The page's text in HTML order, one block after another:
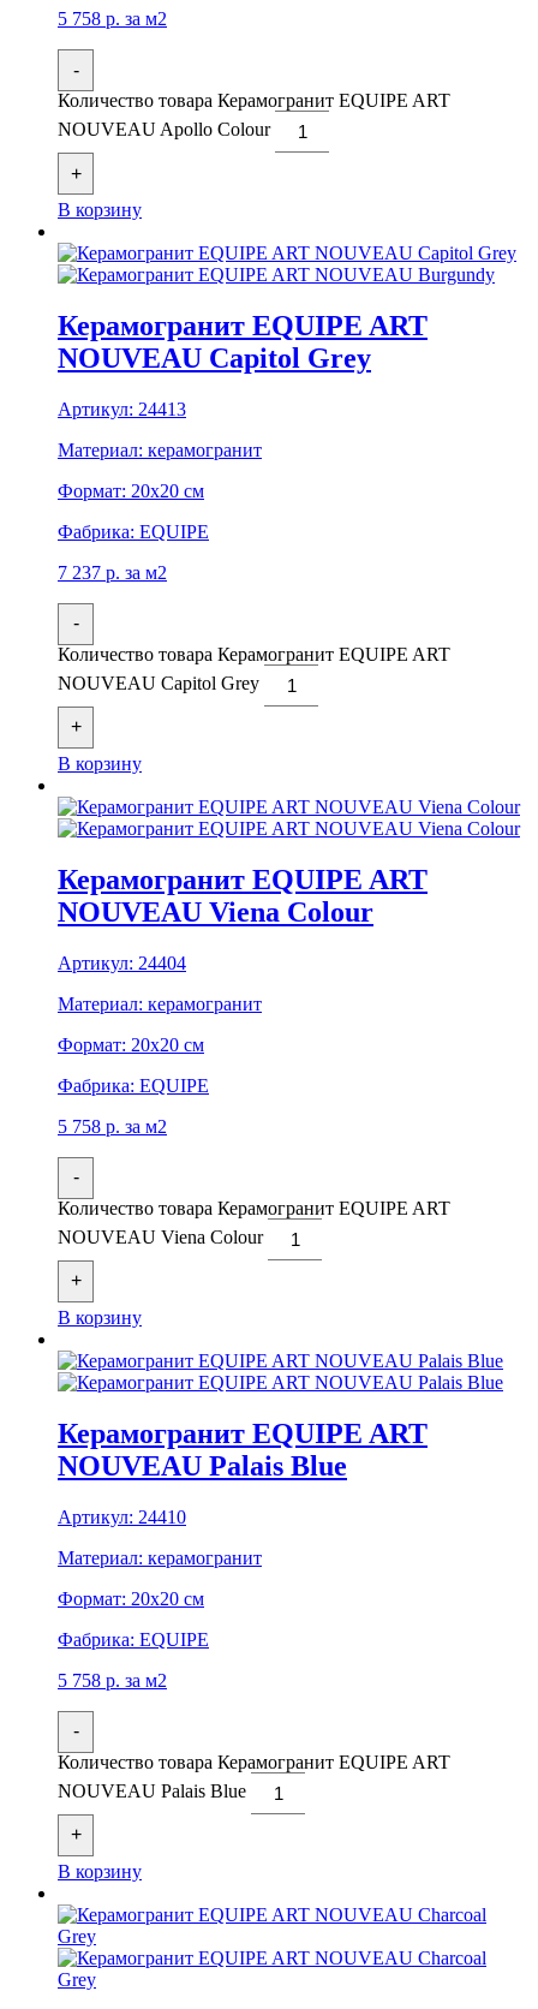
5 758 р. за м2
-
Количество товара Керамогранит EQUIPE ART
NOUVEAU Apollo Colour
+
В корзину
Керамогранит EQUIPE ART
NOUVEAU Capitol Grey
Артикул: 24413
Материал: керамогранит
Формат: 20x20 см
Фабрика: EQUIPE
7 237 р. за м2
-
Количество товара Керамогранит EQUIPE ART
NOUVEAU Capitol Grey
+
В корзину
Керамогранит EQUIPE ART
NOUVEAU Viena Colour
Артикул: 24404
Материал: керамогранит
Формат: 20x20 см
Фабрика: EQUIPE
5 758 р. за м2
-
Количество товара Керамогранит EQUIPE ART
NOUVEAU Viena Colour
+
В корзину
Керамогранит EQUIPE ART
NOUVEAU Palais Blue
Артикул: 24410
Материал: керамогранит
Формат: 20x20 см
Фабрика: EQUIPE
5 758 р. за м2
-
Количество товара Керамогранит EQUIPE ART
NOUVEAU Palais Blue
+
В корзину